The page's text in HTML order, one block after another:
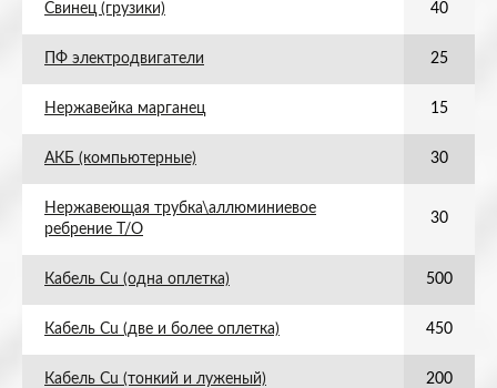
Свинец (грузики) 40
ПФ электродвигатели 25
Нержавейка марганец 15
АКБ (компьютерные) 30
Нержавеющая трубка\аллюминиевое
ребрение Т/О
30
Кабель Cu (одна оплетка) 500
Кабель Cu (две и более оплетка) 450
Кабель Cu (тонкий и луженый) 200